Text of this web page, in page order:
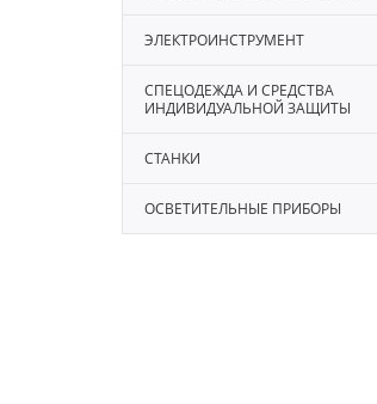
ЭЛЕКТРОИНСТРУМЕНТ
СПЕЦОДЕЖДА И СРЕДСТВА
ИНДИВИДУАЛЬНОЙ ЗАЩИТЫ
СТАНКИ
ОСВЕТИТЕЛЬНЫЕ ПРИБОРЫ